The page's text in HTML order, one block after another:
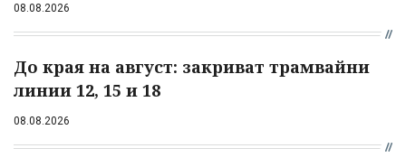
08.08.2026
До края на август: закриват трамвайни
линии 12, 15 и 18
08.08.2026